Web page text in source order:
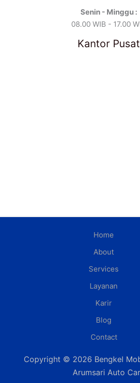
Senin - Minggu :
08.00 WIB - 17.00
Kantor Pusat
Home
About
Services
Layanan
Karir
Blog
Contact
Copyright © 2026 Bengkel
Arumsari Auto